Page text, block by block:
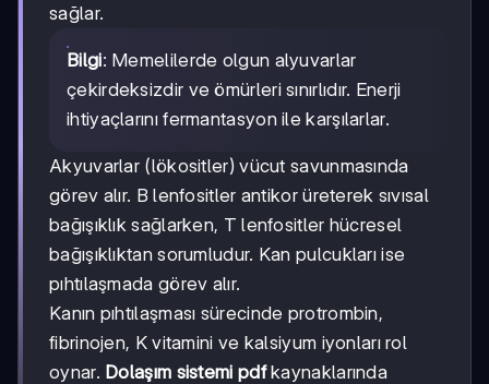
sağlar.
Bilgi: Memelilerde olgun alyuvarlar
çekirdeksizdir ve ömürleri sınırlıdır. Enerji
ihtiyaçlarını fermantasyon ile karşılarlar.
Akyuvarlar (lökositler) vücut savunmasında
görev alır. B lenfositler antikor üreterek sıvısal
bağışıklık sağlarken, T lenfositler hücresel
bağışıklıktan sorumludur. Kan pulcukları ise
pıhtılaşmada görev alır.
Kanın pıhtılaşması sürecinde protrombin,
fibrinojen, K vitamini ve kalsiyum iyonları rol
oynar. Dolaşım sistemi pdfkaynaklarında